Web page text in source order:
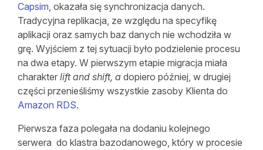
Capsim, okazała się synchronizacja danych.
Tradycyjna replikacja, ze względu na specyfikę
aplikacji oraz samych baz danych nie wchodziła w
grę. Wyjściem z tej sytuacji było podzielenie procesu
na dwa etapy. W pierwszym etapie migracja miała
charakter lift and shift, a dopiero później, w drugiej
części przenieśliśmy wszystkie zasoby Klienta do
Amazon RDS.
Pierwsza faza polegała na dodaniu kolejnego
serwera do klastra bazodanowego, który w procesie